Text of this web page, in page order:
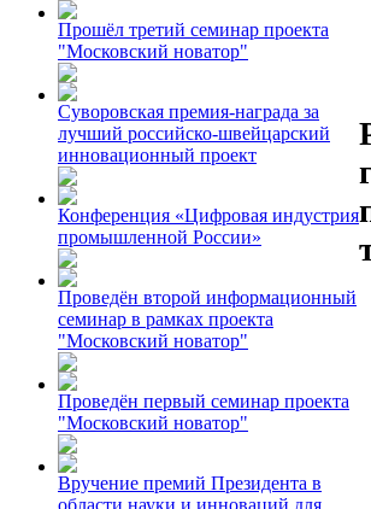
Прошёл третий семинар проекта
"Московский новатор"
Суворовская премия-награда за
лучший российско-швейцарский
инновационный проект
Конференция «Цифровая индустрия
промышленной России»
Проведён второй информационный
семинар в рамках проекта
"Московский новатор"
Проведён первый семинар проекта
"Московский новатор"
Вручение премий Президента в
области науки и инноваций для